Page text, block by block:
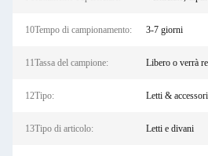
10Tempo di campionamento: 3-7 giorni
11Tassa del campione: Libero o verrà
12Tipo: Letti &
13Tipo di articolo: Letti e divani